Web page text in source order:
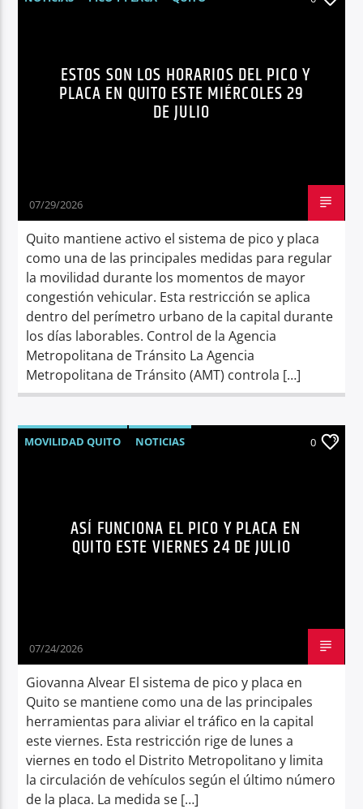
ESTOS SON LOS HORARIOS DEL PICO Y
PLACA EN QUITO ESTE MIÉRCOLES 29
DE JULIO
07/29/2026
Quito mantiene activo el sistema de pico y placa
como una de las principales medidas para regular
la movilidad durante los momentos de mayor
congestión vehicular. Esta restricción se aplica
dentro del perímetro urbano de la capital durante
los días laborables. Control de la Agencia
Metropolitana de Tránsito La Agencia
Metropolitana de Tránsito (AMT) controla […]
MOVILIDAD QUITO
NOTICIAS
0
ASÍ FUNCIONA EL PICO Y PLACA EN
QUITO ESTE VIERNES 24 DE JULIO
07/24/2026
Giovanna Alvear El sistema de pico y placa en
Quito se mantiene como una de las principales
herramientas para aliviar el tráfico en la capital
este viernes. Esta restricción rige de lunes a
viernes en todo el Distrito Metropolitano y limita
la circulación de vehículos según el último número
de la placa. La medida se […]